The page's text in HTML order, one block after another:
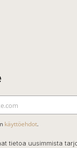
käyttöehdot.
tietoa uusimmista